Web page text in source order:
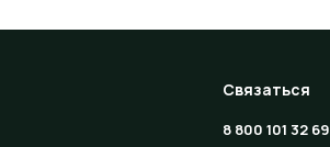
Связаться
8 800 101 32 69